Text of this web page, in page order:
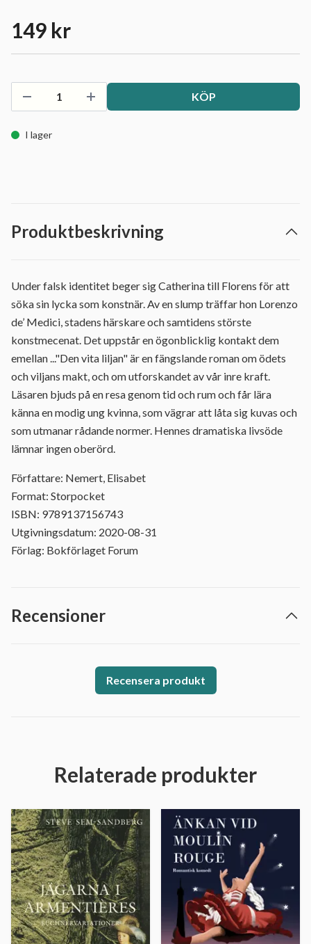
149 kr
KÖP
I lager
Produktbeskrivning
Under falsk identitet beger sig Catherina till Florens för att
söka sin lycka som konstnär. Av en slump träffar hon Lorenzo
de’ Medici, stadens härskare och samtidens störste
konstmecenat. Det uppstår en ögonblicklig kontakt dem
emellan ..."Den vita liljan" är en fängslande roman om ödets
och viljans makt, och om utforskandet av vår inre kraft.
Läsaren bjuds på en resa genom tid och rum och får lära
känna en modig ung kvinna, som vägrar att låta sig kuvas och
som utmanar rådande normer. Hennes dramatiska livsöde
lämnar ingen oberörd.
Författare: Nemert, Elisabet
Format: Storpocket
ISBN: 9789137156743
Utgivningsdatum: 2020-08-31
Förlag: Bokförlaget Forum
Recensioner
Recensera produkt
Relaterade produkter